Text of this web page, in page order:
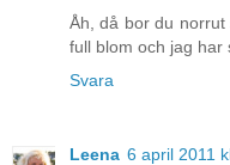
Åh, då bor du
full blom och jag har
Svara
Leena 6 april 2011